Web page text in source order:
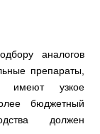
аналогов
препараты,
имеют узкое
бюджетный
должен